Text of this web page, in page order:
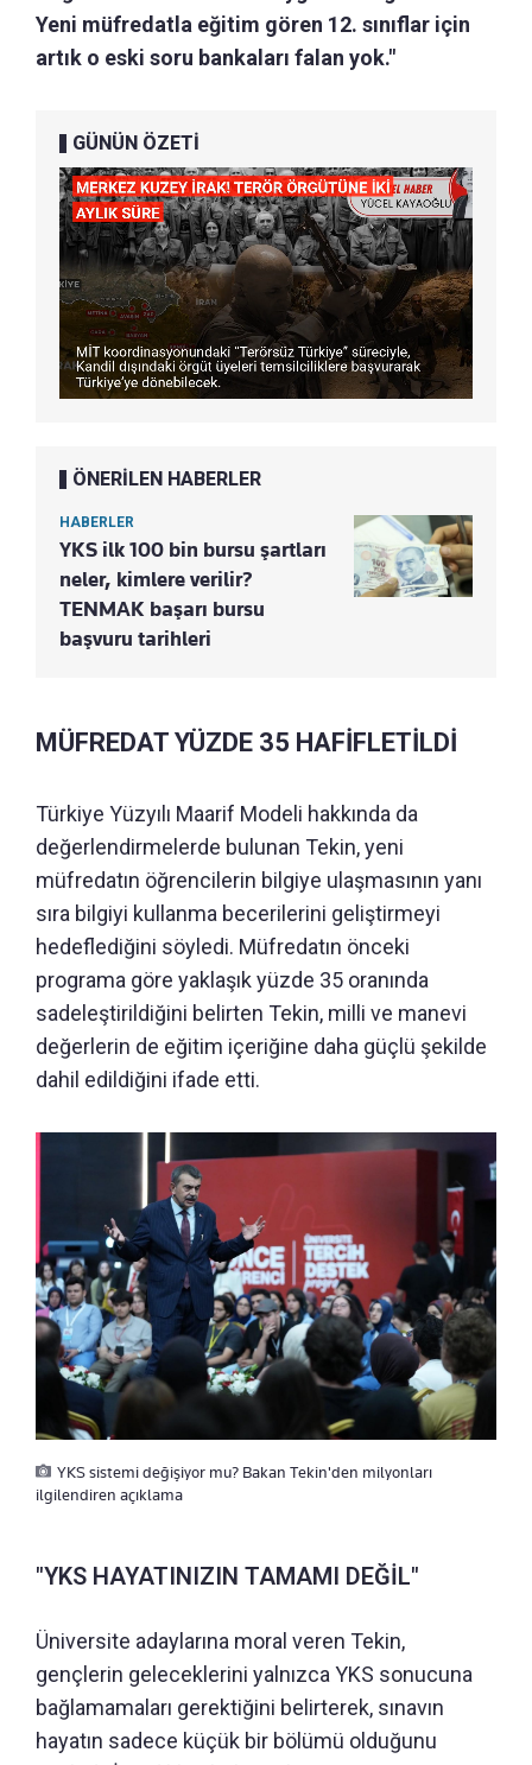
Yeni müfredatla eğitim gören 12. sınıflar için
artık o eski soru bankaları falan yok."
GÜNÜN ÖZETİ
ÖNERİLEN HABERLER
HABERLER
YKS ilk 100 bin bursu şartları
neler, kimlere verilir?
TENMAK başarı bursu
başvuru tarihleri
MÜFREDAT YÜZDE 35 HAFİFLETİLDİ
Türkiye Yüzyılı Maarif Modeli hakkında da
değerlendirmelerde bulunan Tekin, yeni
müfredatın öğrencilerin bilgiye ulaşmasının yanı
sıra bilgiyi kullanma becerilerini geliştirmeyi
hedeflediğini söyledi. Müfredatın önceki
programa göre yaklaşık yüzde 35 oranında
sadeleştirildiğini belirten Tekin, milli ve manevi
değerlerin de eğitim içeriğine daha güçlü şekilde
dahil edildiğini ifade etti.
YKS sistemi değişiyor mu? Bakan Tekin'den milyonları
ilgilendiren açıklama
"YKS HAYATINIZIN TAMAMI DEĞİL"
Üniversite adaylarına moral veren Tekin,
gençlerin geleceklerini yalnızca YKS sonucuna
bağlamamaları gerektiğini belirterek, sınavın
hayatın sadece küçük bir bölümü olduğunu